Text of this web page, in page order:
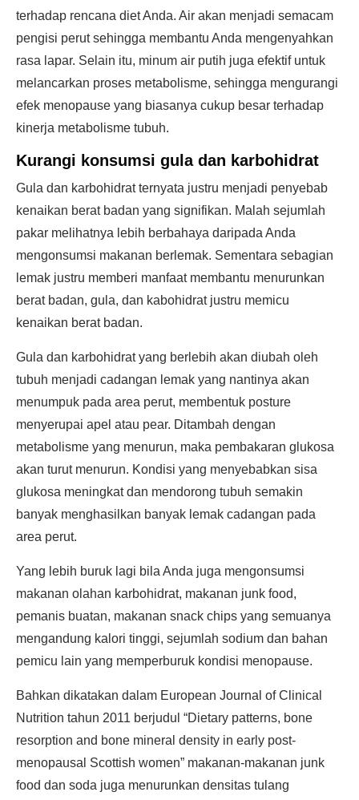
terhadap rencana diet Anda. Air akan menjadi semacam
pengisi perut sehingga membantu Anda mengenyahkan
rasa lapar. Selain itu, minum air putih juga efektif untuk
melancarkan proses metabolisme, sehingga mengurangi
efek menopause yang biasanya cukup besar terhadap
kinerja metabolisme tubuh.
Kurangi konsumsi gula dan karbohidrat
Gula dan karbohidrat ternyata justru menjadi penyebab
kenaikan berat badan yang signifikan. Malah sejumlah
pakar melihatnya lebih berbahaya daripada Anda
mengonsumsi makanan berlemak. Sementara sebagian
lemak justru memberi manfaat membantu menurunkan
berat badan, gula, dan kabohidrat justru memicu
kenaikan berat badan.
Gula dan karbohidrat yang berlebih akan diubah oleh
tubuh menjadi cadangan lemak yang nantinya akan
menumpuk pada area perut, membentuk posture
menyerupai apel atau pear. Ditambah dengan
metabolisme yang menurun, maka pembakaran glukosa
akan turut menurun. Kondisi yang menyebabkan sisa
glukosa meningkat dan mendorong tubuh semakin
banyak menghasilkan banyak lemak cadangan pada
area perut.
Yang lebih buruk lagi bila Anda juga mengonsumsi
makanan olahan karbohidrat, makanan junk food,
pemanis buatan, makanan snack chips yang semuanya
mengandung kalori tinggi, sejumlah sodium dan bahan
pemicu lain yang memperburuk kondisi menopause.
Bahkan dikatakan dalam European Journal of Clinical
Nutrition tahun 2011 berjudul “Dietary patterns, bone
resorption and bone mineral density in early post-
menopausal Scottish women” makanan-makanan junk
food dan soda juga menurunkan densitas tulang